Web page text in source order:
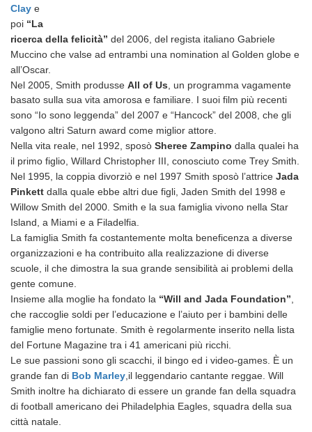
Clay e
poi “La
ricerca della felicità” del 2006, del regista italiano Gabriele
Muccino che valse ad entrambi una nomination al Golden globe e
all’Oscar.
Nel 2005, Smith produsse All of Us, un programma vagamente
basato sulla sua vita amorosa e familiare. I suoi film più recenti
sono “Io sono leggenda” del 2007 e “Hancock” del 2008, che gli
valgono altri Saturn award come miglior attore.
Nella vita reale, nel 1992, sposò Sheree Zampino dalla qualei ha
il primo figlio, Willard Christopher III, conosciuto come Trey Smith.
Nel 1995, la coppia divorziò e nel 1997 Smith sposò l’attrice Jada
Pinkett dalla quale ebbe altri due figli, Jaden Smith del 1998 e
Willow Smith del 2000. Smith e la sua famiglia vivono nella Star
Island, a Miami e a Filadelfia.
La famiglia Smith fa costantemente molta beneficenza a diverse
organizzazioni e ha contribuito alla realizzazione di diverse
scuole, il che dimostra la sua grande sensibilità ai problemi della
gente comune.
Insieme alla moglie ha fondato la “Will and Jada Foundation”,
che raccoglie soldi per l’educazione e l’aiuto per i bambini delle
famiglie meno fortunate. Smith è regolarmente inserito nella lista
del Fortune Magazine tra i 41 americani più ricchi.
Le sue passioni sono gli scacchi, il bingo ed i video-games. È un
grande fan di Bob Marley,il leggendario cantante reggae. Will
Smith inoltre ha dichiarato di essere un grande fan della squadra
di football americano dei Philadelphia Eagles, squadra della sua
città natale.